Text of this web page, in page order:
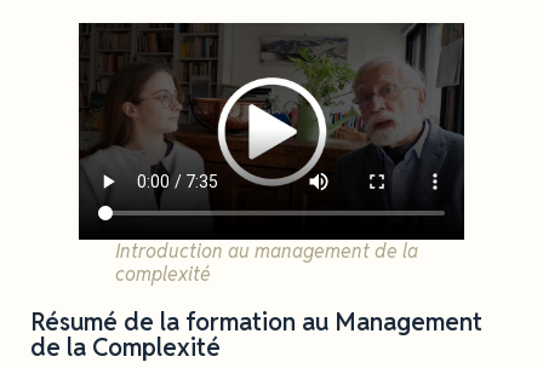
Introduction au management de la
complexité
Résumé de la formation au Management
de la Complexité